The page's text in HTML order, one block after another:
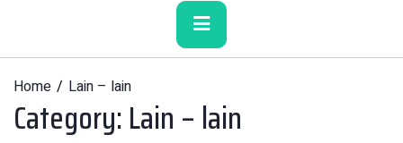
Primary
Menu
Home Lain – lain
Category:Lain – lain